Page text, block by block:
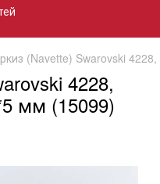
(Navette) Swarovski
4228,
мм (15099)